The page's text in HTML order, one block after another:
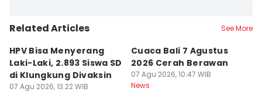
Related Articles See More
HPV Bisa Menyerang
Laki-Laki, 2.893 Siswa SD
di Klungkung Divaksin
07 Agu 2026, 13:22 WIB
Cuaca Bali 7 Agustus
2026 Cerah Berawan
07 Agu 2026, 10:47 WIB
News